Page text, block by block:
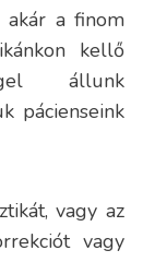
akár a finom
kellő
állunk
pácienseink
vagy az
vagy